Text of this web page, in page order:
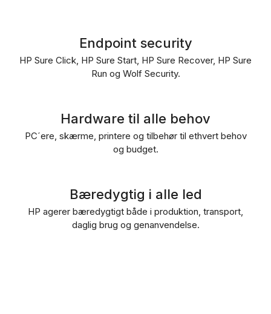
Endpoint security
HP Sure Click, HP Sure Start, HP Sure Recover, HP Sure
Run og Wolf Security.
Hardware til alle behov
PC´ere, skærme, printere og tilbehør til ethvert behov
og budget.
Bæredygtig i alle led
HP agerer bæredygtigt både i produktion, transport,
daglig brug og genanvendelse.